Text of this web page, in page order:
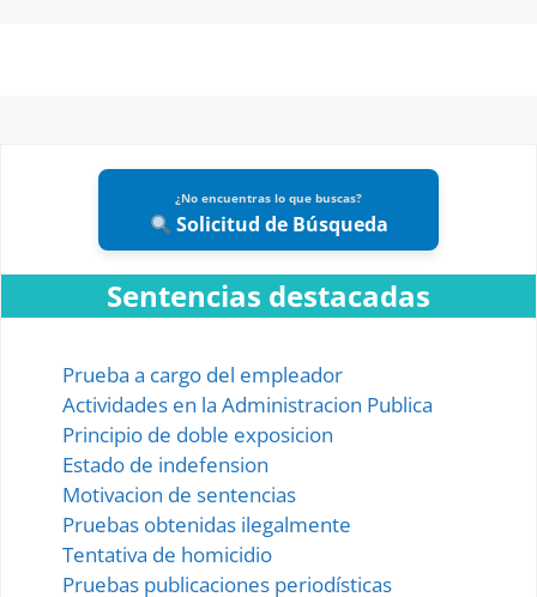
¿No encuentras lo que buscas?
Solicitud de Búsqueda
Sentencias destacadas
Prueba a cargo del empleador
Actividades en la Administracion Publica
Principio de doble exposicion
Estado de indefension
Motivacion de sentencias
Pruebas obtenidas ilegalmente
Tentativa de homicidio
Pruebas publicaciones periodísticas